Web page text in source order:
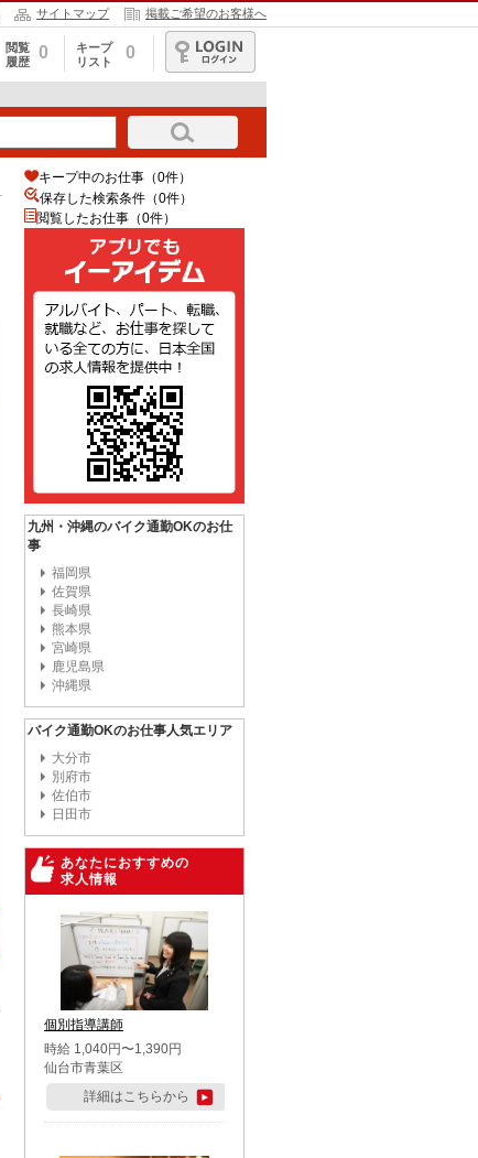
サイトマップ 掲載ご希望のお客様へ
閲覧
履歴
0
キープ
リスト
0
ログイン
キープ中のお仕事（0件）
保存した検索条件（0件）
閲覧したお仕事（0件）
九州・沖縄のバイク通勤OKのお仕
事
福岡県
佐賀県
長崎県
熊本県
宮崎県
鹿児島県
沖縄県
バイク通勤OKのお仕事人気エリア
大分市
別府市
佐伯市
日田市
あなたにおすすめの
求人情報
個別指導講師
時給 1,040円〜1,390円
仙台市青葉区
詳細はこちらから